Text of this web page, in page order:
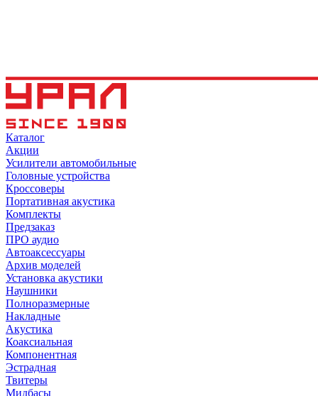
Каталог
Акции
Усилители автомобильные
Головные устройства
Кроссоверы
Портативная акустика
Комплекты
Предзаказ
ПРО аудио
Автоаксессуары
Архив моделей
Установка акустики
Наушники
Полноразмерные
Накладные
Акустика
Коаксиальная
Компонентная
Эстрадная
Твитеры
Мидбасы